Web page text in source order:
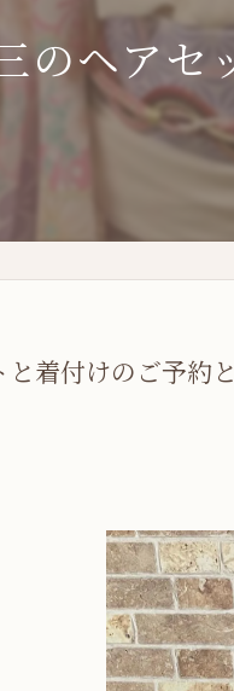
のヘアセ
着付けのご予約